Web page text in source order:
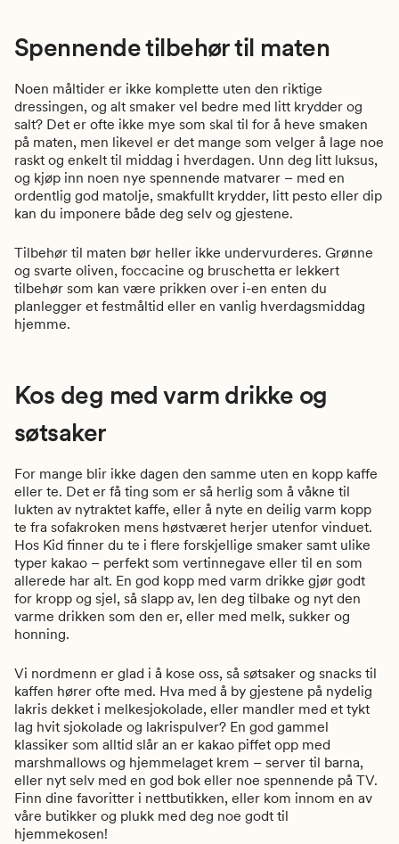
Spennende tilbehør til maten
Noen måltider er ikke komplette uten den riktige
dressingen, og alt smaker vel bedre med litt krydder og
salt? Det er ofte ikke mye som skal til for å heve smaken
på maten, men likevel er det mange som velger å lage noe
raskt og enkelt til middag i hverdagen. Unn deg litt luksus,
og kjøp inn noen nye spennende matvarer – med en
ordentlig god matolje, smakfullt krydder, litt pesto eller dip
kan du imponere både deg selv og gjestene.
Tilbehør til maten bør heller ikke undervurderes. Grønne
og svarte oliven, foccacine og bruschetta er lekkert
tilbehør som kan være prikken over i-en enten du
planlegger et festmåltid eller en vanlig hverdagsmiddag
hjemme.
Kos deg med varm drikke og
søtsaker
For mange blir ikke dagen den samme uten en kopp kaffe
eller te. Det er få ting som er så herlig som å våkne til
lukten av nytraktet kaffe, eller å nyte en deilig varm kopp
te fra sofakroken mens høstværet herjer utenfor vinduet.
Hos Kid finner du te i flere forskjellige smaker samt ulike
typer kakao – perfekt som vertinnegave eller til en som
allerede har alt. En god kopp med varm drikke gjør godt
for kropp og sjel, så slapp av, len deg tilbake og nyt den
varme drikken som den er, eller med melk, sukker og
honning.
Vi nordmenn er glad i å kose oss, så søtsaker og snacks til
kaffen hører ofte med. Hva med å by gjestene på nydelig
lakris dekket i melkesjokolade, eller mandler med et tykt
lag hvit sjokolade og lakrispulver? En god gammel
klassiker som alltid slår an er kakao piffet opp med
marshmallows og hjemmelaget krem – server til barna,
eller nyt selv med en god bok eller noe spennende på TV.
Finn dine favoritter i nettbutikken, eller kom innom en av
våre butikker og plukk med deg noe godt til
hjemmekosen!